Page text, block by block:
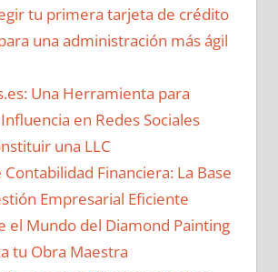
tu primera tarjeta de crédito
una administración más ágil
Una Herramienta para
en Redes Sociales
una LLC
Contabilidad Financiera: La Base
Empresarial Eficiente
el Mundo del Diamond Painting
tu Obra Maestra